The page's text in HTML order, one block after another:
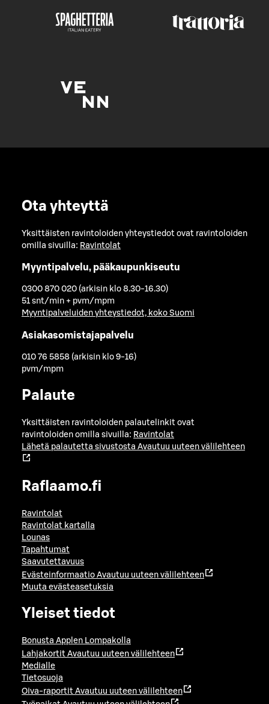
Ota yhteyttä
Yksittäisten ravintoloiden yhteystiedot ovat ravintoloiden
omilla sivuilla: Ravintolat
Myyntipalvelu, pääkaupunkiseutu
0300 870 020 (arkisin klo 8.30-16.30)
51 snt/min + pvm/mpm
Myyntipalveluiden yhteystiedot, koko Suomi
Asiakasomistajapalvelu
010 76 5858 (arkisin klo 9-16)
pvm/mpm
Palaute
Yksittäisten ravintoloiden palautelinkit ovat
ravintoloiden omilla sivuilla: Ravintolat
Lähetä palautetta sivustosta Avautuu uuteen välilehteen
Raflaamo.fi
Ravintolat
Ravintolat kartalla
Lounas
Tapahtumat
Saavutettavuus
Evästeinformaatio Avautuu uuteen välilehteen
Muuta evästeasetuksia
Yleiset tiedot
Bonusta Applen Lompakolla
Lahjakortit Avautuu uuteen välilehteen
Medialle
Tietosuoja
Oiva-raportit Avautuu uuteen välilehteen